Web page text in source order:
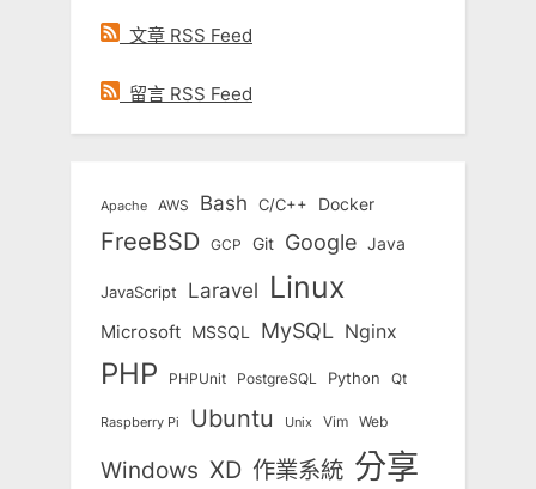
文章 RSS Feed
留言 RSS Feed
Apache AWS Bash C/C++ Docker
FreeBSD GCP Git Google Java
JavaScript Laravel Linux
Microsoft MSSQL MySQL Nginx
PHP PHPUnit PostgreSQL Python Qt
Raspberry Pi Ubuntu Unix Vim Web
Windows XD 作業系統 分享